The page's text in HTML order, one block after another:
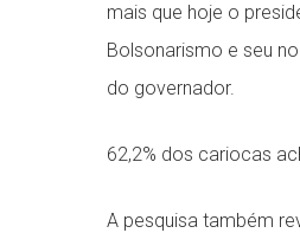
mais que hoje o
Bolsonarismo e seu
do governador.
62,2% dos cariocas
A pesquisa também